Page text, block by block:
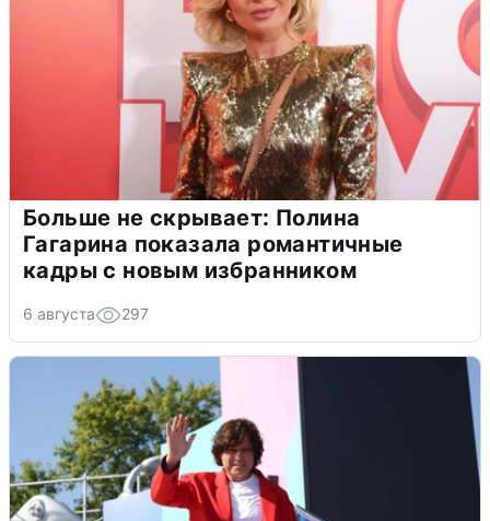
Больше не скрывает: Полина
Гагарина показала романтичные
кадры с новым избранником
6 августа 297